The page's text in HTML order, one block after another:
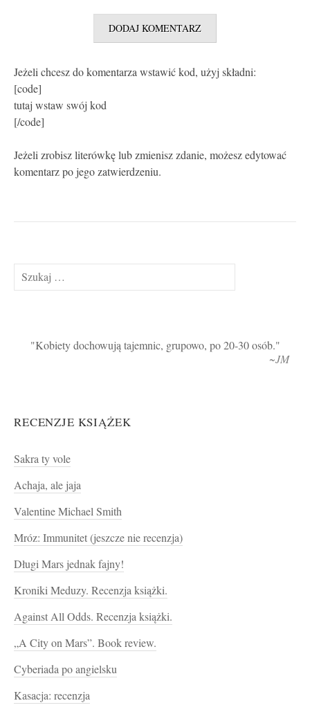
Jeżeli chcesz do komentarza wstawić kod, użyj składni:
[code]
tutaj wstaw swój kod
[/code]
Jeżeli zrobisz literówkę lub zmienisz zdanie, możesz edytować
komentarz po jego zatwierdzeniu.
Szukaj:
Kobiety dochowują tajemnic, grupowo, po 20-30 osób.
~JM
RECENZJE KSIĄŻEK
Sakra ty vole
Achaja, ale jaja
Valentine Michael Smith
Mróz: Immunitet (jeszcze nie recenzja)
Długi Mars jednak fajny!
Kroniki Meduzy. Recenzja książki.
Against All Odds. Recenzja książki.
„A City on Mars”. Book review.
Cyberiada po angielsku
Kasacja: recenzja